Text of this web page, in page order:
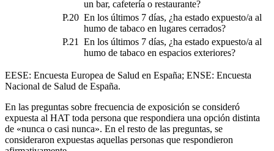
un bar, cafetería o restaurante?
P.20 En los últimos 7 días, ¿ha estado expuesto/a al
humo de tabaco en lugares cerrados?
P.21
En los últimos 7 días, ¿ha estado expuesto/a al
humo de tabaco en espacios exteriores?
EESE: Encuesta Europea de Salud en España; ENSE: Encuesta
Nacional de Salud de España.
En las preguntas sobre frecuencia de exposición se consideró
expuesta al HAT toda persona que respondiera una opción distinta
de «nunca o casi nunca». En el resto de las preguntas, se
consideraron expuestas aquellas personas que respondieron